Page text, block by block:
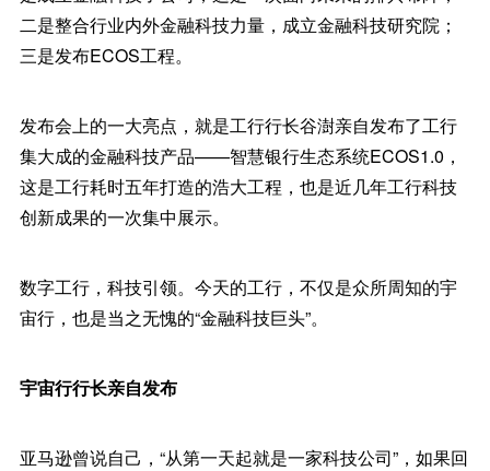
二是整合行业内外金融科技力量，成立金融科技研究院；
三是发布ECOS工程。
发布会上的一大亮点，就是工行行长谷澍亲自发布了工行
集大成的金融科技产品——智慧银行生态系统ECOS1.0，
这是工行耗时五年打造的浩大工程，也是近几年工行科技
创新成果的一次集中展示。
数字工行，科技引领。今天的工行，不仅是众所周知的宇
宙行，也是当之无愧的“金融科技巨头”。
宇宙行行长亲自发布
亚马逊曾说自己，“从第一天起就是一家科技公司”，如果回